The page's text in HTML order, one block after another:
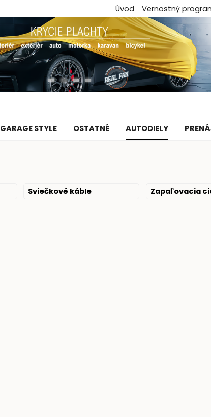
Úvod Vernostný
GARAGE STYLE OSTATNÉ AUTODIELY
Sviečkové káble Zapaľovacia